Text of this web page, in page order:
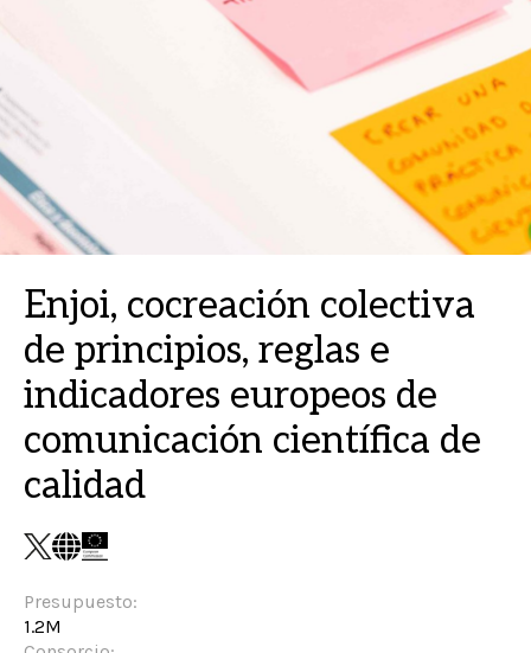
Enjoi, cocreación colectiva
de principios, reglas e
indicadores europeos de
comunicación científica de
calidad
Presupuesto:
1.2M